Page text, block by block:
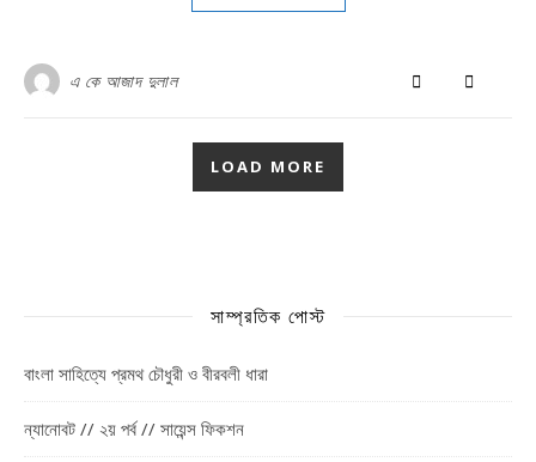
এ কে আজাদ দুলাল
LOAD MORE
সাম্প্রতিক পোস্ট
বাংলা সাহিত্যে প্রমথ চৌধুরী ও বীরবলী ধারা
ন্যানোবট // ২য় পর্ব // সায়েন্স ফিকশন